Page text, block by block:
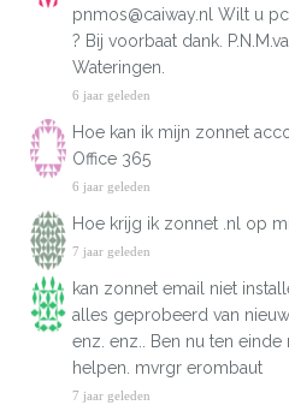
pnmos@caiway.nl Wilt u
? Bij voorbaat dank.
Wateringen.
6 jaar geleden
Hoe kan ik mijn zonnet
Office 365
6 jaar geleden
Hoe krijg ik zonnet .nl op
7 jaar geleden
kan zonnet email niet
alles geprobeerd van
enz. enz.. Ben nu ten
helpen. mvrgr erombaut
7 jaar geleden